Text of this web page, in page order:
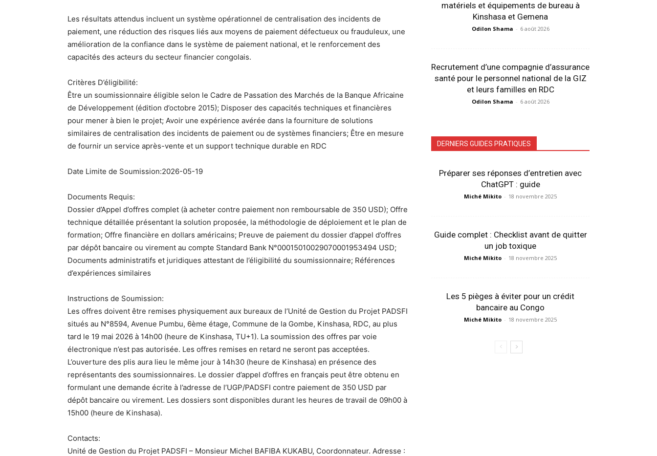
Les résultats attendus incluent un système opérationnel de centralisation des incidents de
paiement, une réduction des risques liés aux moyens de paiement défectueux ou frauduleux, une
amélioration de la confiance dans le système de paiement national, et le renforcement des
capacités des acteurs du secteur financier congolais.
Critères D’éligibilité:
Être un soumissionnaire éligible selon le Cadre de Passation des Marchés de la Banque Africaine
de Développement (édition d’octobre 2015); Disposer des capacités techniques et financières
pour mener à bien le projet; Avoir une expérience avérée dans la fourniture de solutions
similaires de centralisation des incidents de paiement ou de systèmes financiers; Être en mesure
de fournir un service après-vente et un support technique durable en RDC
Date Limite de Soumission:2026-05-19
Documents Requis:
Dossier d’Appel d’offres complet (à acheter contre paiement non remboursable de 350 USD); Offre
technique détaillée présentant la solution proposée, la méthodologie de déploiement et le plan de
formation; Offre financière en dollars américains; Preuve de paiement du dossier d’appel d’offres
par dépôt bancaire ou virement au compte Standard Bank N°00015010029070001953494 USD;
Documents administratifs et juridiques attestant de l’éligibilité du soumissionnaire; Références
d’expériences similaires
Instructions de Soumission:
Les offres doivent être remises physiquement aux bureaux de l’Unité de Gestion du Projet PADSFI
situés au N°8594, Avenue Pumbu, 6ème étage, Commune de la Gombe, Kinshasa, RDC, au plus
tard le 19 mai 2026 à 14h00 (heure de Kinshasa, TU+1). La soumission des offres par voie
électronique n’est pas autorisée. Les offres remises en retard ne seront pas acceptées.
L’ouverture des plis aura lieu le même jour à 14h30 (heure de Kinshasa) en présence des
représentants des soumissionnaires. Le dossier d’appel d’offres en français peut être obtenu en
formulant une demande écrite à l’adresse de l’UGP/PADSFI contre paiement de 350 USD par
dépôt bancaire ou virement. Les dossiers sont disponibles durant les heures de travail de 09h00 à
15h00 (heure de Kinshasa).
Contacts:
Unité de Gestion du Projet PADSFI – Monsieur Michel BAFIBA KUKABU, Coordonnateur. Adresse :
matériels et équipements de bureau à
Kinshasa et Gemena
Odilon Shama - 6 août 2026
Recrutement d’une compagnie d’assurance
santé pour le personnel national de la GIZ
et leurs familles en RDC
Odilon Shama - 6 août 2026
DERNIERS GUIDES PRATIQUES
Préparer ses réponses d’entretien avec
ChatGPT : guide
Miché Mikito - 18 novembre 2025
Guide complet : Checklist avant de quitter
un job toxique
Miché Mikito - 18 novembre 2025
Les 5 pièges à éviter pour un crédit
bancaire au Congo
Miché Mikito - 18 novembre 2025